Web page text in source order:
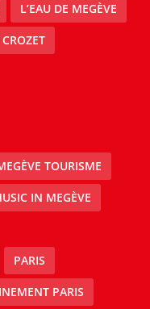
L’EAU DE MEGÈVE
TOURISME
IN MEGÈVE
PARIS
PARIS